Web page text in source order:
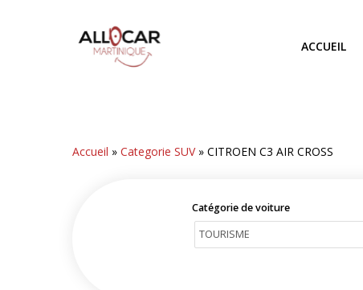
ACCUEIL
Accueil »Categorie SUV»CITROEN C3 AIR CROSS
Catégorie de voiture